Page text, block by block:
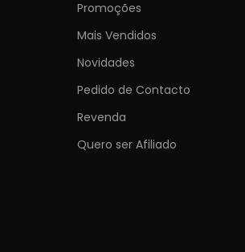
Promoções
Mais Vendidos
Novidades
Pedido de Contacto
Revenda
Quero ser Afiliado